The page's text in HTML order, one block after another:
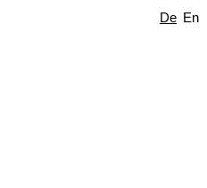
De En